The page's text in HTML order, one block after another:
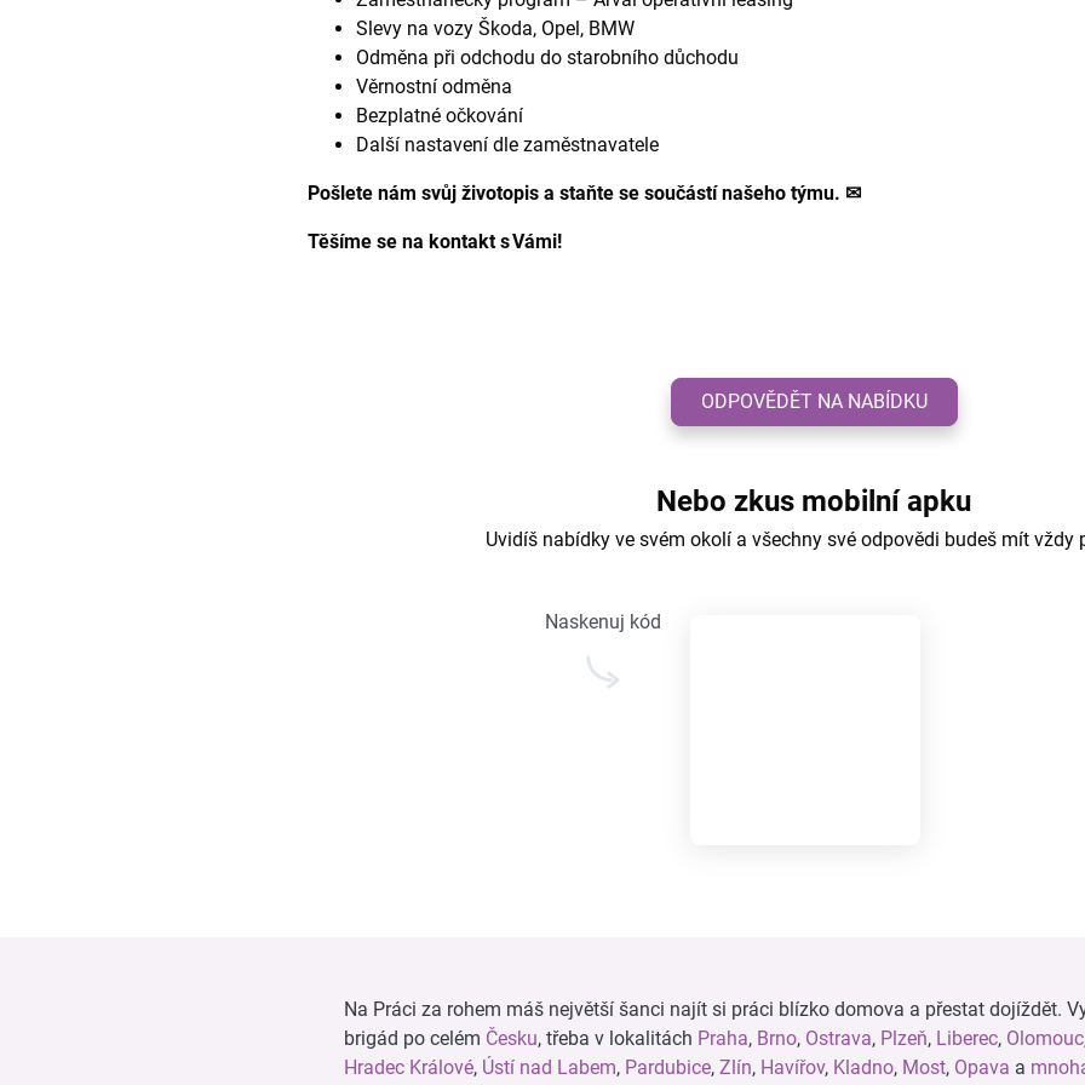
Slevy na vozy Škoda, Opel, BMW
Odměna při odchodu do starobního důchodu
Věrnostní odměna
Bezplatné očkování
Další nastavení dle zaměstnavatele
Pošlete nám svůj životopis a staňte se součástí našeho týmu. ✉
Těšíme se na kontakt s Vámi!
ODPOVĚDĚT NA NABÍDKU
Nebo zkus mobilní apku
Uvidíš nabídky ve svém okolí a všechny své odpovědi budeš mít vždy
Naskenuj kód
Na Práci za rohem máš největší šanci najít si práci blízko domova a přestat dojíždět.
brigád po celém Česku, třeba v lokalitách Praha, Brno, Ostrava, Plzeň, Liberec, Olomouc
Hradec Králové, Ústí nad Labem, Pardubice, Zlín, Havířov, Kladno, Most, Opava a